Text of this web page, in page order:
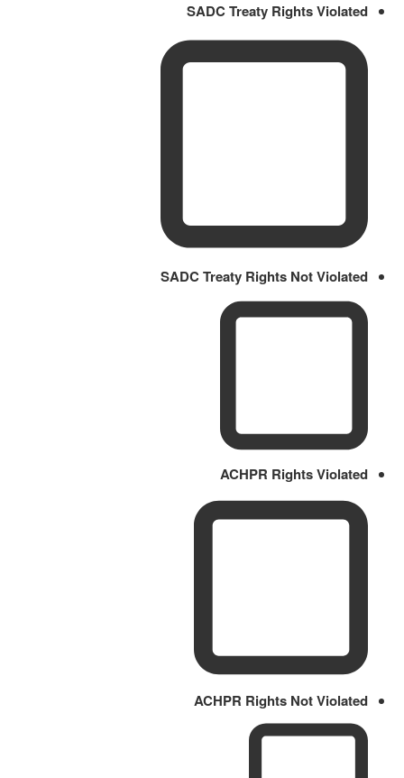
SADC Treaty Rights Violated
SADC Treaty Rights Not Violated
ACHPR Rights Violated
ACHPR Rights Not Violated